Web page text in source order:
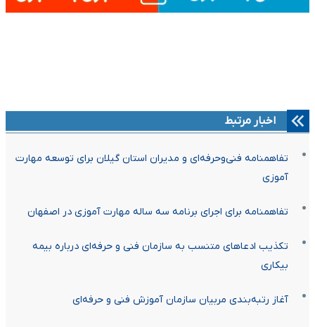
اخبار مرتبط
تفاهمنامه فنی‌وحرفه‌ای و مدیران استان گیلان برای توسعه مهارت
آموزی
تفاهمنامه برای اجرای برنامه سه ساله مهارت آموزی در اصفهان
تکذیب ادعاهای متنسب به سازمان فنی و حرفه‌ای درباره بیمه
بیکاری
آغاز رتبه‌بندی مربیان سازمان آموزش فنی و حرفه‌ای